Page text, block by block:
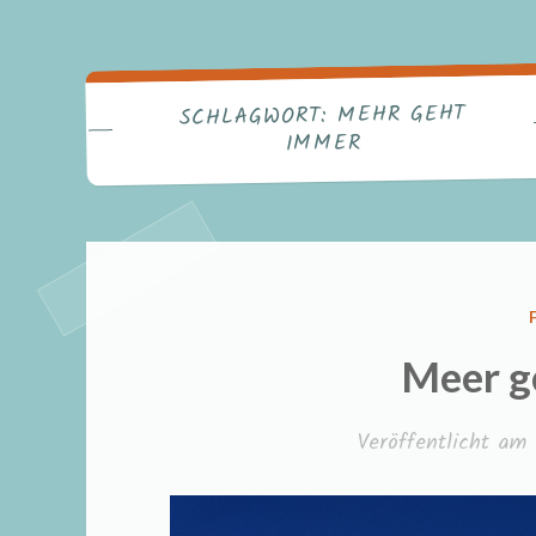
SCHLAGWORT: MEHR GEHT
IMMER
Meer
Veröffentlicht am